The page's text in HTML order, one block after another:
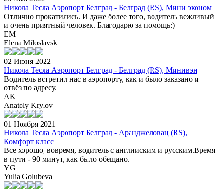
Никола Тесла Аэропорт Белград - Белград (RS), Мини эконом
Отлично прокатились. И даже более того, водитель вежливый
и очень приятный человек. Благодарю за помощь:)
EM
Elena Miloslavsk
02 Июня 2022
Никола Тесла Аэропорт Белград - Белград (RS), Минивэн
Водитель встретил нас в аэропорту, как и было заказано и
отвёз по адресу.
AK
Anatoly Krylov
01 Ноября 2021
Никола Тесла Аэропорт Белград - Аранджеловац (RS),
Комфорт класс
Все хорошо, вовремя, водитель с английским и русским.Время
в пути - 90 минут, как было обещано.
YG
Yulia Golubeva